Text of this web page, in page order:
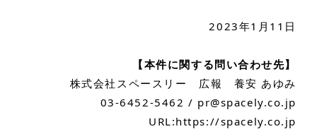
2023年1月11日
【本件に関する問い合わせ先】
株式会社スペースリー 広報 養安 あゆみ
03-6452-5462 / pr@spacely.co.jp
URL:https://spacely.co.jp